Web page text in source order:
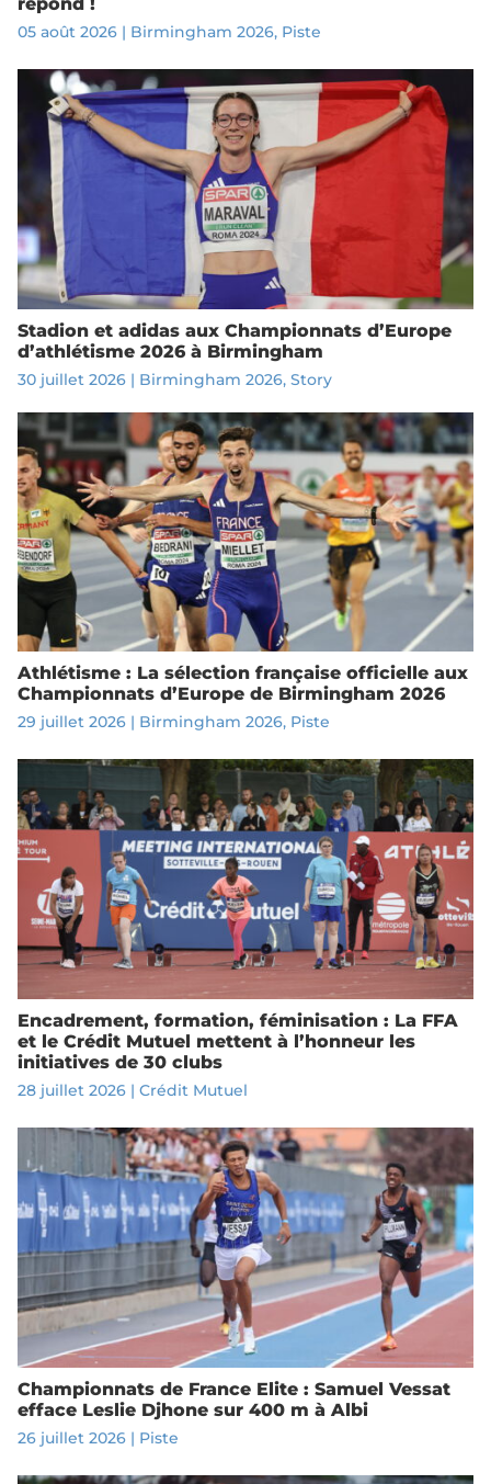
05 août 2026| Birmingham 2026, Piste
Stadion et adidas aux Championnats d’Europe
d’athlétisme 2026 à Birmingham
30 juillet 2026| Birmingham 2026, Story
Athlétisme : La sélection française officielle aux
Championnats d’Europe de Birmingham 2026
29 juillet 2026| Birmingham 2026, Piste
Encadrement, formation, féminisation : La FFA
et le Crédit Mutuel mettent à l’honneur les
initiatives de 30 clubs
28 juillet 2026| Crédit Mutuel
Championnats de France Elite : Samuel Vessat
efface Leslie Djhone sur 400 m à Albi
26 juillet 2026| Piste